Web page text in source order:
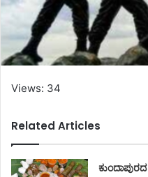
Views: 34
Related Articles